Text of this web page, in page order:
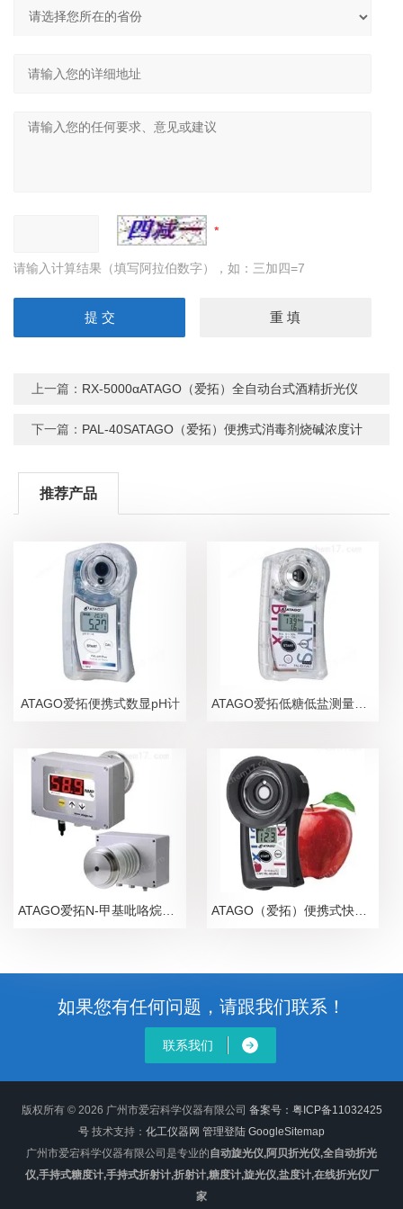
请输入计算结果（填写阿拉伯数字），如：三加四=7
上一篇： RX-5000αATAGO（爱拓）全自动台式酒精折光仪
下一篇： PAL-40SATAGO（爱拓）便携式消毒剂烧碱浓度计
推荐产品
ATAGO爱拓便携式数显pH计 ATAGO爱拓低糖低盐测量糖盐度计
ATAGO（爱拓）便携式快速苹果无损糖度计
如果您有任何问题，请跟我们联系！
联系我们
版权所有 © 2026 广州市爱宕科学仪器有限公司 备案号：粤ICP备11032425
号 技术支持： 化工仪器网 管理登陆 GoogleSitemap
广州市爱宕科学仪器有限公司是专业的自动旋光仪,阿贝折光仪,全自动折光
仪,手持式糖度计,手持式折射计,折射计,糖度计,旋光仪,盐度计,在线折光仪厂
家